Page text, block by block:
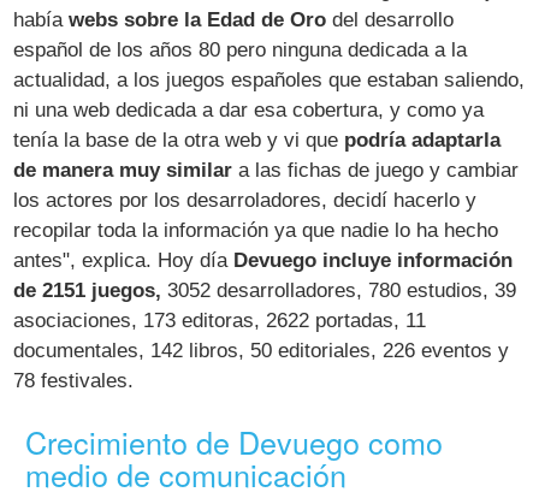
habíawebs sobre la Edad de Oro del desarrollo
español de los años 80 pero ninguna dedicada a la
actualidad, a los juegos españoles que estaban saliendo,
ni una web dedicada a dar esa cobertura, y como ya
tenía la base de la otra web y vi que podría adaptarla
de manera muy similar a las fichas de juego y cambiar
los actores por los desarroladores, decidí hacerlo y
recopilar toda la información ya que nadie lo ha hecho
antes", explica. Hoy día Devuego incluye información
de 2151 juegos, 3052 desarrolladores, 780 estudios, 39
asociaciones, 173 editoras, 2622 portadas, 11
documentales, 142 libros, 50 editoriales, 226 eventos y
78 festivales.
Crecimiento de Devuego como
medio de comunicación